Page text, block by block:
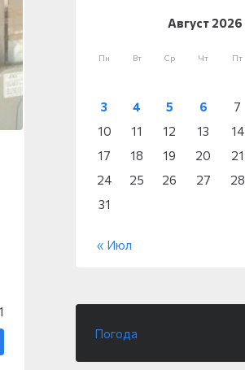
Август 2026
Пн Вт Ср Чт Пт
3
4 5 6 7
10
11 12 13 14
17
18 19 20 21
24
25 26 27 28
31
« Июл
Погода